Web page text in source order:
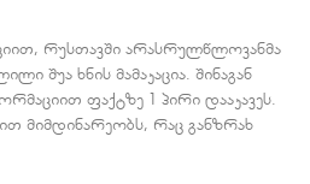
რუსთავში არასრულწლოვანმა
შუა ხნის მამაკაცია. შინაგან
ფაქტზე 1 პირი დააკავეს.
მიმდინარეობს, რაც განზრახ